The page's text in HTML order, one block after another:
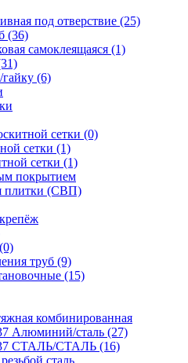
под отверствие (25)
(36)
самоклеящаяся (1)
(6)
сетки (0)
сетки (1)
сетки (1)
покрытием
плитки (СВП)
(0)
труб (9)
(15)
комбинированная
Алюминий/сталь (27)
СТАЛЬ/СТАЛЬ (16)
сталь